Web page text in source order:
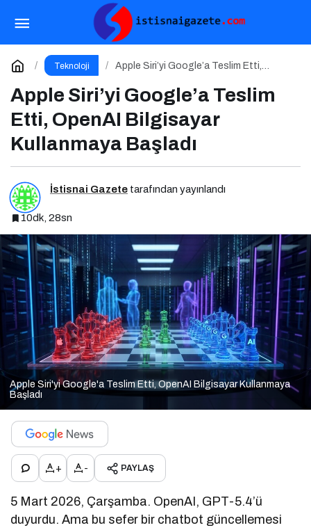
Teknoloji
Apple Siri’yi Google’a Teslim Etti,
Apple Siri’yi Google’a Teslim
Etti, OpenAI Bilgisayar
Kullanmaya Başladı
İstisnai Gazete tarafından yayınlandı
10dk, 28sn
Apple Siri'yi Google'a Teslim Etti, OpenAI Bilgisayar Kullanmaya
Başladı
+ - PAYLAŞ
5 Mart 2026, Çarşamba. OpenAI, GPT-5.4’ü
duyurdu. Ama bu sefer bir chatbot güncellemesi
Mutfaktaki Algoritma: Yapay Zeka
Gastronomiyi Nasıl Yeniden Programlıyor?
Yorum Yap